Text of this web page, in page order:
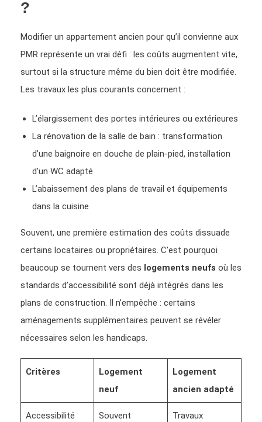
?
Modifier un appartement ancien pour qu’il convienne aux
PMR représente un vrai défi : les coûts augmentent vite,
surtout si la structure même du bien doit être modifiée.
Les travaux les plus courants concernent :
L’élargissement des portes intérieures ou extérieures
La rénovation de la salle de bain : transformation
d’une baignoire en douche de plain-pied, installation
d’un WC adapté
L’abaissement des plans de travail et équipements
dans la cuisine
Souvent, une première estimation des coûts dissuade
certains locataires ou propriétaires. C’est pourquoi
beaucoup se tournent vers des logements neufs où les
standards d’accessibilité sont déjà intégrés dans les
plans de construction. Il n’empêche : certains
aménagements supplémentaires peuvent se révéler
nécessaires selon les handicaps.
Critères
Logement
neuf
Logement
ancien adapté
Accessibilité
Souvent
Travaux